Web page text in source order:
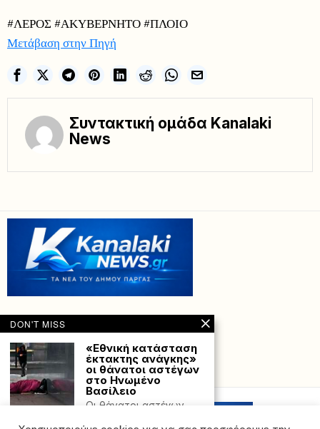
#ΛΕΡΟΣ #ΑΚΥΒΕΡΝΗΤΟ #ΠΛΟΙΟ
Μετάβαση στην Πηγή
Συντακτική ομάδα Kanalaki
News
Powered with by Hostville”)
DON'T MISS
«Εθνική κατάσταση
έκτακτης ανάγκης»
οι θάνατοι αστέγων
στο Ηνωμένο
Βασίλειο
Οι θάνατοι αστέγων